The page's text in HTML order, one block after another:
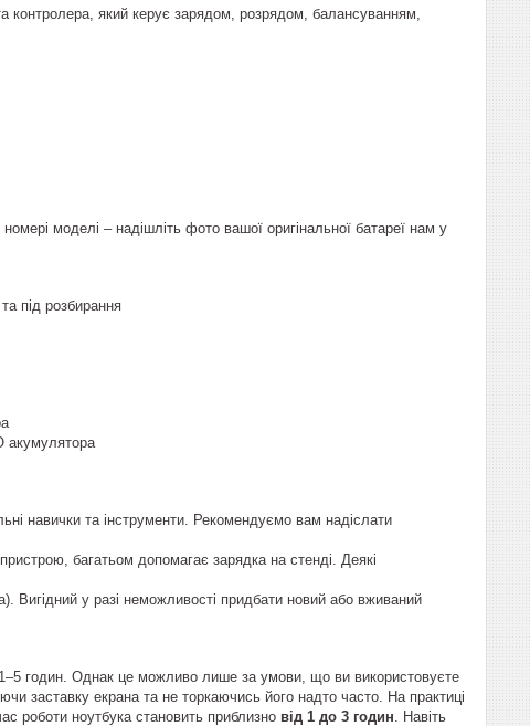
контролера, який керує зарядом, розрядом, балансуванням,
моделі – надішліть фото вашої оригінальної батареї нам у
під розбирання
акумулятора
навички та інструменти. Рекомендуємо вам надіслати
багатьом допомагає зарядка на стенді. Деякі
Вигідний у разі неможливості придбати новий або вживаний
1–5 годин. Однак це можливо лише за умови, що ви використовуєте
заставку екрана та не торкаючись його надто часто. На практиці
роботи ноутбука становить приблизно від 1 до 3 годин . Навіть